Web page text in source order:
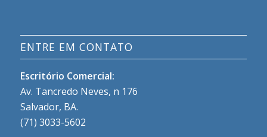
ENTRE EM CONTATO
Escritório Comercial:
Av. Tancredo Neves, n 176
Salvador, BA.
(71) 3033-5602